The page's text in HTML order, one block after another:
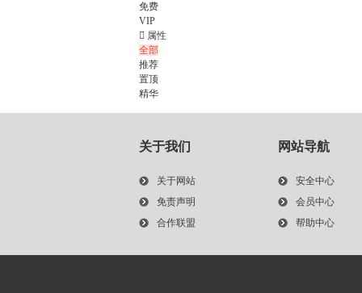
免费
VIP
 属性
全部
推荐
置顶
精华
关于我们
关于网站
免责声明
合作联盟
网站导航
安全中心
会员中心
帮助中心